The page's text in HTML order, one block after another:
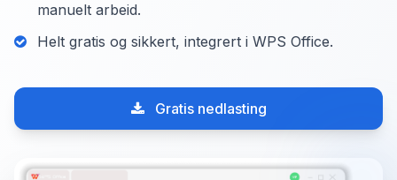
manuelt arbeid.
Helt gratis og sikkert, integrert i WPS Office.
Gratis nedlasting